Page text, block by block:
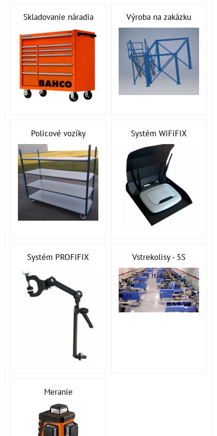
Skladovanie náradia Výroba na zakázku
Policové vozíky Systém WiFiFIX
Systém PROFIFIX Vstrekolisy - 5S
Meranie